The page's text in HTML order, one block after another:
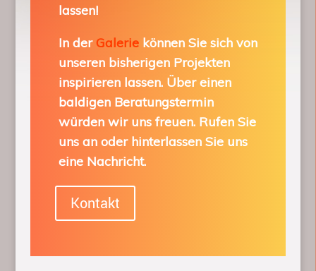
lassen!
In derGaleriekönnen Sie sich von
unseren bisherigen Projekten
inspirieren lassen. Über einen
baldigen Beratungstermin
würden wir uns freuen. Rufen Sie
uns an oder hinterlassen Sie uns
eine Nachricht.
Kontakt